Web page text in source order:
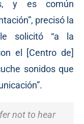
y es común
precisó la
solicitó “a la
el [Centro de]
sonidos que
not to hear